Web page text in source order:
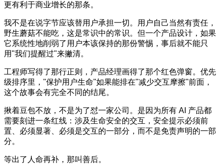
更有利于商业增长的那条。
我不是在说字节应该替用户承担一切。用户自己当然有责任，
野生蘑菇不能吃，这是常识中的常识。但一个产品设计，如果
它系统性地削弱了用户本该保持的那份警惕，事后就不能只
用"我们提醒过"来撇清。
工程师写得了那行正则，产品经理画得了那个红色弹窗。优先
级排序里，"保护用户生命"如果能排在"减少交互摩擦"前面，
这个故事会有完全不同的结尾。
揪着豆包不放，不是为了怼一家公司。是因为所有 AI 产品都
需要刻进一条红线：涉及生命安全的交互，安全提示必须前
置、必须显著、必须是交互的一部分，而不是免责声明的一部
分。
等出了人命再补，那叫善后。